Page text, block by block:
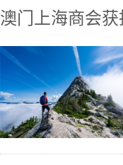
澳门上海商会